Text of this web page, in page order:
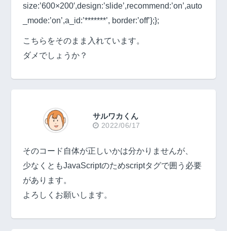
size:’600×200′,design:’slide’,recommend:’on’,auto
_mode:’on’,a_id:’*******’, border:’off’};};
こちらをそのまま入れています。
ダメでしょうか？
サルワカくん
2022/06/17
そのコード自体が正しいかは分かりませんが、
少なくともJavaScriptのためscriptタグで囲う必要
があります。
よろしくお願いします。